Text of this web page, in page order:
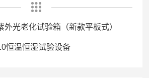
外光老化试验箱（新款平板式）
恒温恒湿试验设备